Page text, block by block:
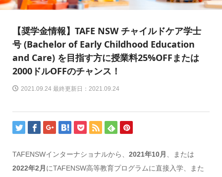
【奨学金情報】TAFE NSW チャイルドケア学士
号 (Bachelor of Early Childhood Education
and Care) を目指す方に授業料25%OFFまたは
2000ドルOFFのチャンス！
2021.09.24 最終更新日：2021.09.24
TAFENSWインターナショナルから、 2021年10月
、または
2022年2月 にTAFENSW高等教育プログラムに直接入学、また